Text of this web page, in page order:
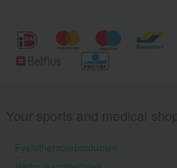
Fysiotherapieproducten